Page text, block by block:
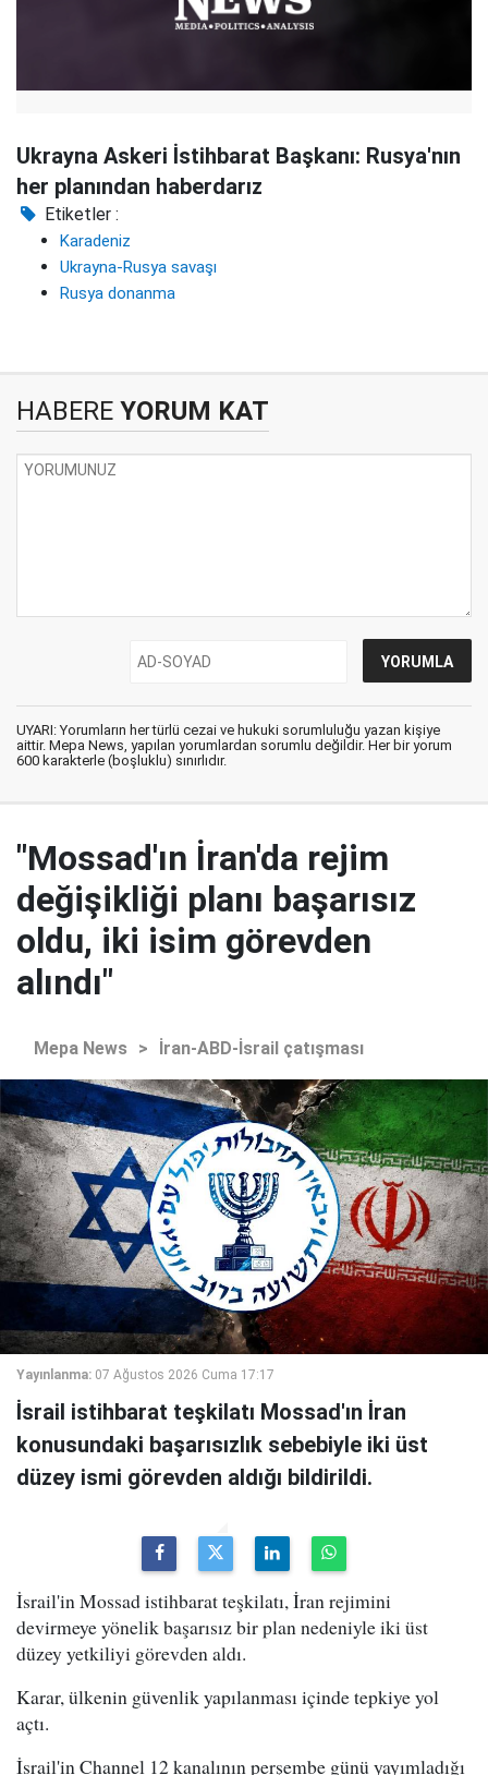
Ukrayna Askeri İstihbarat Başkanı: Rusya'nın
her planından haberdarız
Etiketler :
Karadeniz
Ukrayna-Rusya savaşı
Rusya donanma
HABERE YORUM KAT
UYARI: Yorumların her türlü cezai ve hukuki sorumluluğu yazan kişiye
aittir. Mepa News, yapılan yorumlardan sorumlu değildir. Her bir yorum
600 karakterle (boşluklu) sınırlıdır.
"Mossad'ın İran'da rejim
değişikliği planı başarısız
oldu, iki isim görevden
alındı"
Mepa News > İran-ABD-İsrail çatışması
Yayınlanma: 07 Ağustos 2026 Cuma 17:17
İsrail istihbarat teşkilatı Mossad'ın İran
konusundaki başarısızlık sebebiyle iki üst
düzey ismi görevden aldığı bildirildi.
İsrail'in Mossad istihbarat teşkilatı, İran rejimini
devirmeye yönelik başarısız bir plan nedeniyle iki üst
düzey yetkiliyi görevden aldı.
Karar, ülkenin güvenlik yapılanması içinde tepkiye yol
açtı.
İsrail'in Channel 12 kanalının perşembe günü yayımladığı